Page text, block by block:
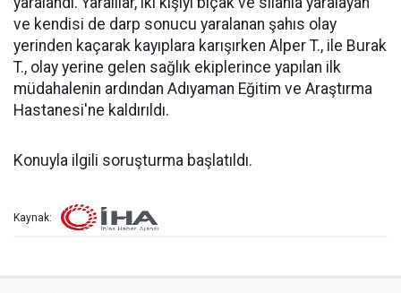
ve kendisi de darp sonucu yaralanan şahıs olay
yerinden kaçarak kayıplara karışırken Alper T., ile Burak
T., olay yerine gelen sağlık ekiplerince yapılan ilk
müdahalenin ardından Adıyaman Eğitim ve Araştırma
Hastanesi'ne kaldırıldı.
Konuyla ilgili soruşturma başlatıldı.
Kaynak: